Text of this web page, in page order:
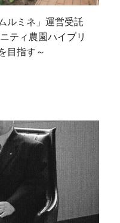
ルミネ」運営受託
ティ農園ハイブリ
目指す～